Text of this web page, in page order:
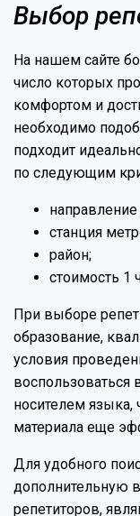
Выбор
На нашем сайте
число которых
комфортом и
необходимо
подходит
по следующим
станция
район;
стоимость 1
При выборе
образование,
условия
воспользоваться
носителем языка,
материала еще
Для удобного
дополнительную
репетиторов,